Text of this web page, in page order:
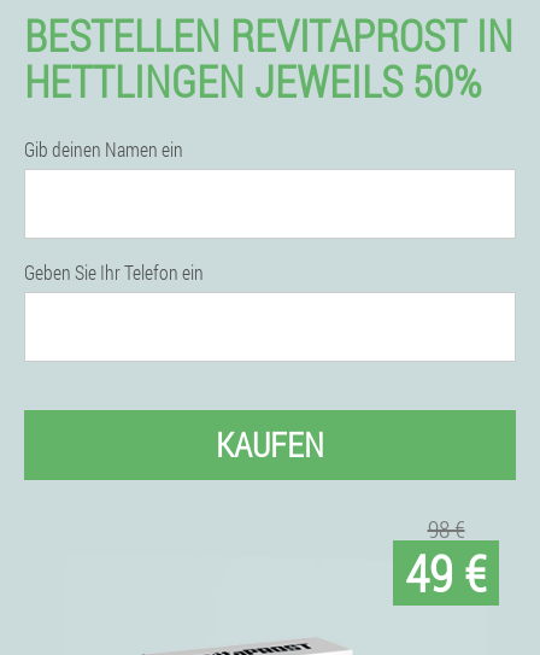
BESTELLEN REVITAPROST IN
HETTLINGEN JEWEILS 50%
Gib deinen Namen ein
Geben Sie Ihr Telefon ein
KAUFEN
98 €
49 €